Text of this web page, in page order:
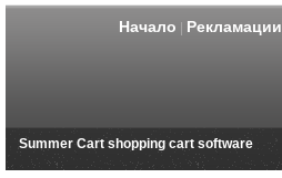
Начало Рекламации
Summer Cart shopping cart software